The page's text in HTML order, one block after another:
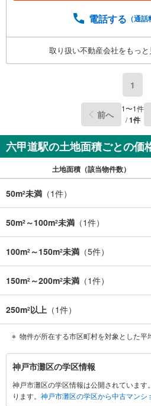
がございます。 8店舗すべ
い。■取り扱い物件多数ご
2000万円台の新築戸建や、
始め多数物件を取り扱って
しきれない物件もご紹介で
電話する （通話
取り扱い不動産会社をもっと
1
前へ 1〜1件
/1件
六甲道駅の土地面積ごとの価
土地面積（該当物件数）
50m2未満 （1件）
50m2 ～100m2未満 （1件）
100m2 ～150m2未満 （5件）
150m2 ～200m2未満 （1件）
250m2以上 （1件）
物件が所在する市区町村を対象とした平
神
戸
市
灘
神戸市灘区の学区情報
神戸市灘区の学区情報は公開されていま
ります。 神戸市灘区の学区から中古マンシ